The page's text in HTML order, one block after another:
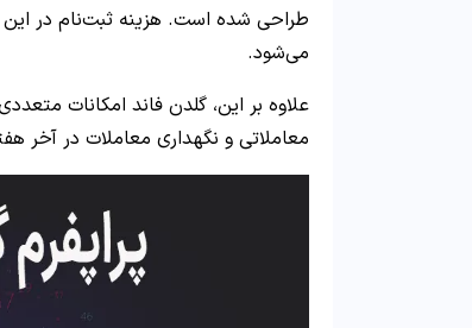
می‌شود.
علاوه بر این، گلدن فاند امکانات
معاملاتی و نگهداری معاملات در آخر